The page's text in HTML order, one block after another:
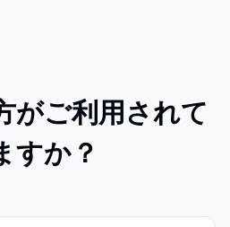
がご利用されて
すか？